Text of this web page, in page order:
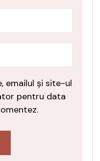
emailul și site-ul
pentru data